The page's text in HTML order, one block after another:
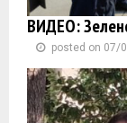
ВИДЕО:
posted on 07/